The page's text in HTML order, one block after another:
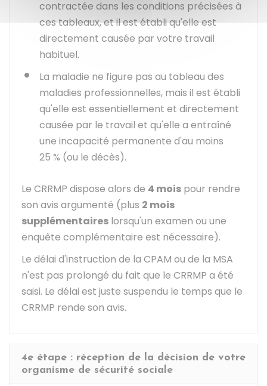
contractée dans les conditions précisées à
ces tableaux, et il est établi qu'elle est
directement causée par votre travail
habituel.
La maladie ne figure pas au tableau des
maladies professionnelles, mais il est établi
qu'elle est essentiellement et directement
causée par le travail et qu'elle a entraîné
une incapacité permanente d'au moins
25 % (ou le décès).
Le CRRMP dispose alors de 4 mois pour rendre
son avis argumenté (plus 2 mois
supplémentaires lorsqu'un examen ou une
enquête complémentaire est nécessaire).
Le délai d'instruction de la CPAM ou de la MSA
n'est pas prolongé du fait que le CRRMP a été
saisi. Le délai est juste suspendu le temps que le
CRRMP rende son avis.
4e étape : réception de la décision de votre
organisme de sécurité sociale